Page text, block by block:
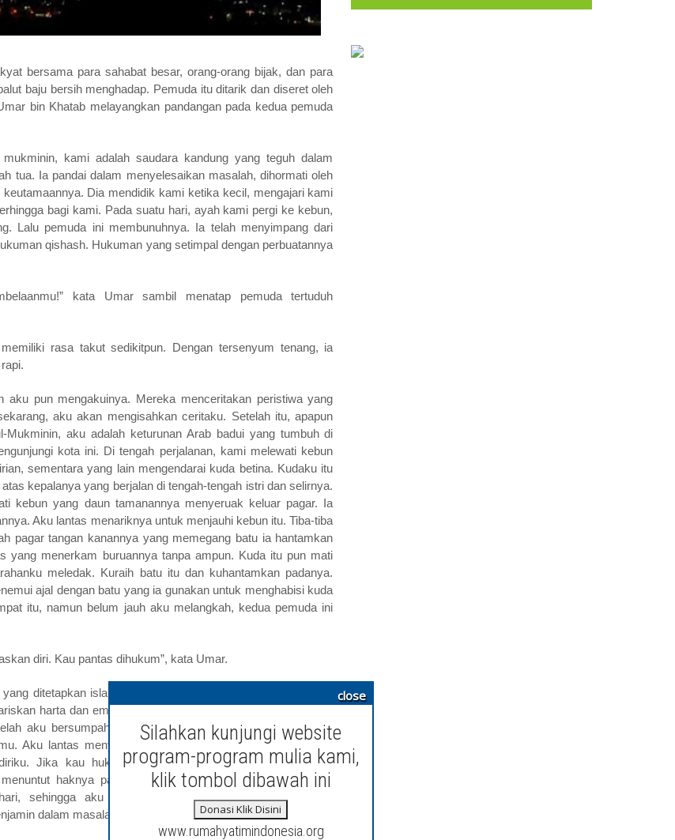
close
Silahkan kunjungi website
program-program mulia kami,
klik tombol dibawah ini
Donasi Klik Disini
www.rumahyatimindonesia.org
bersama para sahabat besar, orang-orang bijak, dan para
baju bersih menghadap. Pemuda itu ditarik dan diseret oleh
bin Khatab melayangkan pandangan pada kedua pemuda
kami adalah saudara kandung yang teguh dalam
tua. Ia pandai dalam menyelesaikan masalah, dihormati oleh
Dia mendidik kami ketika kecil, mengajari kami
bagi kami. Pada suatu hari, ayah kami pergi ke kebun,
Lalu pemuda ini membunuhnya. Ia telah menyimpang dari
qishash. Hukuman yang setimpal dengan perbuatannya
kata Umar sambil menatap pemuda tertuduh
rasa takut sedikitpun. Dengan tersenyum tenang, ia
aku pun mengakuinya. Mereka menceritakan peristiwa yang
aku akan mengisahkan ceritaku. Setelah itu, apapun
Mukminin, aku adalah keturunan Arab badui yang tumbuh di
kota ini. Di tengah perjalanan, kami melewati kebun
sementara yang lain mengendarai kuda betina. Kudaku itu
kepalanya yang berjalan di tengah-tengah istri dan selirnya.
kebun yang daun tamanannya menyeruak keluar pagar. Ia
Aku lantas menariknya untuk menjauhi kebun itu. Tiba-tiba
pagar tangan kanannya yang memegang batu ia hantamkan
yang menerkam buruannya tanpa ampun. Kuda itu pun mati
meledak. Kuraih batu itu dan kuhantamkan padanya.
ajal dengan batu yang ia gunakan untuk menghabisi kuda
itu, namun belum jauh aku melangkah, kedua pemuda ini
diri. Kau pantas dihukum”, kata Umar.
ditetapkan islam. Akan tetapi, aku memiliki saudara yang
harta dan emas dalam jumlah besar padanya. Ia titipkan
aku bersumpah menyanggupinya, orang itu berpesan, ‘ini
Aku lantas menyembunyikan harta itu dalam lubang yang
Jika kau hukum aku sekarang, harta it akan hilang,
haknya padamu dihadapan Tuhan. Oleh sebab itu,
sehingga aku punya kesempatan untuk melimpahkan
dalam masalah ini.”